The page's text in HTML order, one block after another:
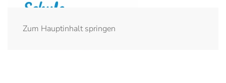
Zum Hauptinhalt springen